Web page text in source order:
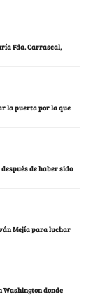
Fda. Carrascal,
la puerta por la que
de haber sido
Mejía para luchar
Washington donde